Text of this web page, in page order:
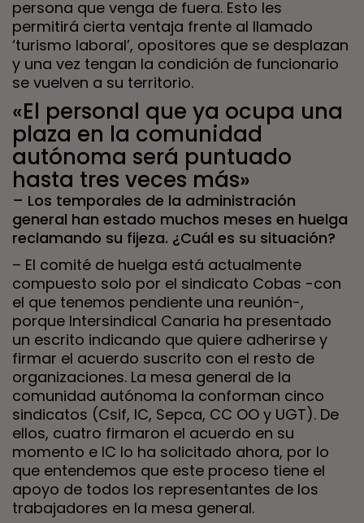
persona que venga de fuera. Esto les
permitirá cierta ventaja frente al llamado
‘turismo laboral’, opositores que se desplazan
y una vez tengan la condición de funcionario
se vuelven a su territorio.
«El personal que ya ocupa una
plaza en la comunidad
autónoma será puntuado
hasta tres veces más»
– Los temporales de la administración
general han estado muchos meses en huelga
reclamando su fijeza. ¿Cuál es su situación?
– El comité de huelga está actualmente
compuesto solo por el sindicato Cobas -con
el que tenemos pendiente una reunión-,
porque Intersindical Canaria ha presentado
un escrito indicando que quiere adherirse y
firmar el acuerdo suscrito con el resto de
organizaciones. La mesa general de la
comunidad autónoma la conforman cinco
sindicatos (Csif, IC, Sepca, CC OO y UGT). De
ellos, cuatro firmaron el acuerdo en su
momento e IC lo ha solicitado ahora, por lo
que entendemos que este proceso tiene el
apoyo de todos los representantes de los
trabajadores en la mesa general.